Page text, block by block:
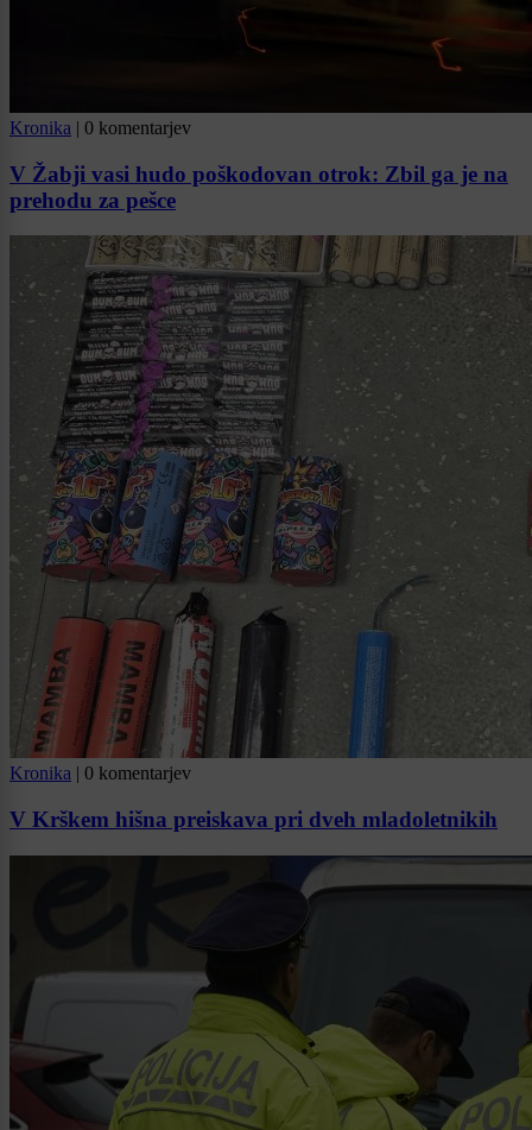
Kronika | 0 komentarjev
V Žabji vasi hudo poškodovan otrok: Zbil ga je na
prehodu za pešce
Kronika | 0 komentarjev
V Krškem hišna preiskava pri dveh mladoletnikih